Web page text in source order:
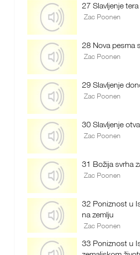
27 Slavljenje
Zac Poonen
28 Nova pesma
Zac Poonen
29 Slavljenje
Zac Poonen
30 Slavljenje
Zac Poonen
31 Božija svrha
Zac Poonen
32 Poniznost u
na zemlju
Zac Poonen
33 Poniznost u